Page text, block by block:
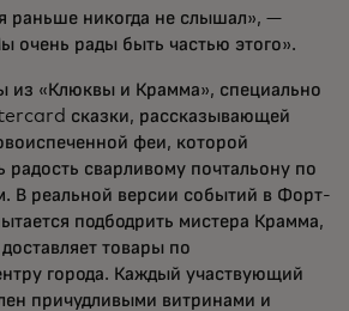
раньше никогда не слышал», —
очень рады быть частью этого».
из «Клюквы и Крамма», специально
сказки, рассказывающей
феи, которой
радость сварливому почтальону по
В реальной версии событий в Форт-
подбодрить мистера Крамма,
товары по
города. Каждый участвующий
причудливыми витринами и